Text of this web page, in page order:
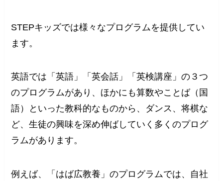
STEPキッズでは様々なプログラムを提供してい
ます。
英語では「英語」「英会話」「英検講座」の３つ
のプログラムがあり、ほかにも算数やことば（国
語）といった教科的なものから、ダンス、将棋な
ど、生徒の興味を深め伸ばしていく多くのプログ
ラムがあります。
例えば、「はば広教養」のプログラムでは、自社